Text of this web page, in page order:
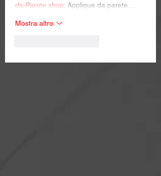
da-Parete.shop: Applique da parete,…
Mostra altro